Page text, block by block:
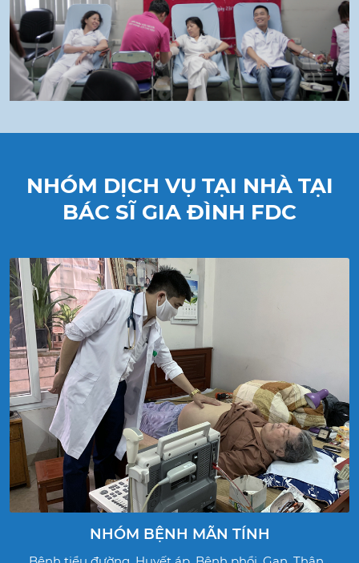
NHÓM DỊCH VỤ TẠI NHÀ TẠI
BÁC SĨ GIA ĐÌNH FDC
NHÓM BỆNH MÃN TÍNH